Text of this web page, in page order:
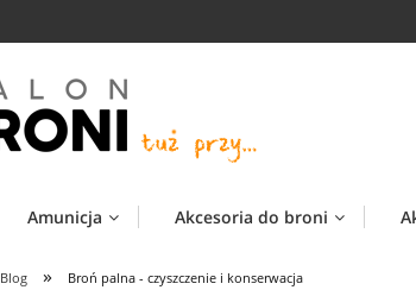
Amunicja Akcesoria do broni
Blog » Broń palna - czyszczenie i konserwacja